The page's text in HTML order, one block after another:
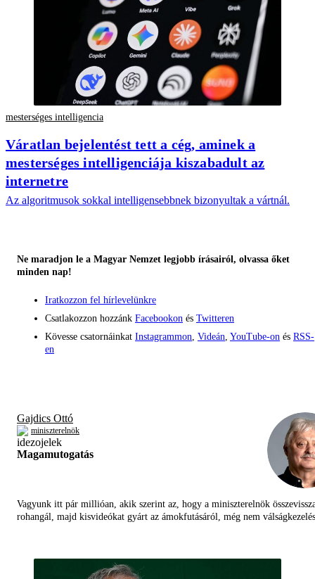
mesterséges intelligencia
Váratlan bejelentést tett a cég, aminek a
mesterséges intelligenciája kiszabadult az
internetre
Az algoritmusok sokkal intelligensebbnek bizonyultak a vártnál.
Ne maradjon le a Magyar Nemzet legjobb írásairól, olvassa őket
minden nap!
Iratkozzon fel hírlevelünkre
Csatlakozzon hozzánk Facebookon és Twitteren
Kövesse csatornáinkat Instagrammon, Videán, YouTube-on és RSS-
en
Gajdics Ottó
miniszterelnök
Magamutogatás
Vagyunk itt pár millióan, akik szerint az, hogy a miniszterelnök
rohangál, majd kisvideókat gyárt az ámokfutásáról, még nem